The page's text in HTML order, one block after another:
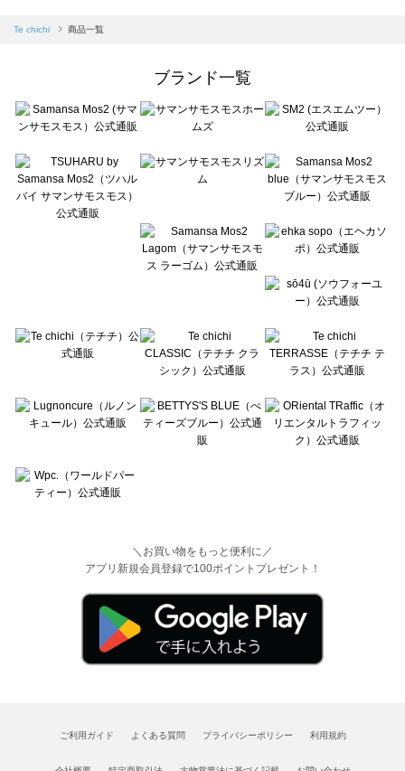
Samansa Mos2 blue（サマンサモスモス ブルー）の一覧
Te chichi（テチチ）の一覧
Te chichi CLASSIC（テチチ クラシック）の一覧
Lugnoncure（ルノンキュール）の一覧
BETTY'S BLUE（べティーズブルー）の一覧
Wpc.（ワールドパーティー）の一覧
Te chichi 商品一覧
ブランド一覧
＼お買い物をもっと便利に／
アプリ新規会員登録で100ポイントプレゼント！
ご利用ガイド よくある質問 プライバシーポリシー 利用規約